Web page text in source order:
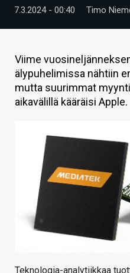
TIETOA
KAUPPA
VAIHDA TEEMA
HAKU
7.3.2024 - 00:40 Timo
Viime
älypuhelimissa nähtiin
mutta suurimmat
aikavälillä kääräisi Apple.
Teknologia-analytiikkaa